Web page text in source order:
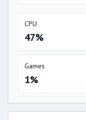
CPU
47%
Games
1%